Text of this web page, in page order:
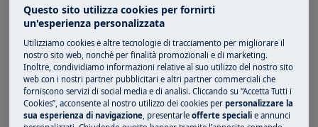
Controllare le condizioni della guarnizione
(guarnizione della porta) attorno alla porta
interna, se è sporca o presenta tracce di
cibo o brina che necessitano di pulizia.
Controllare che la guarnizione
(guarnizione della porta) non sia
attorcigliata o rivolta verso l'interno. In
Questo sito utilizza cookies per fornirti
un'esperienza personalizzata
Utilizziamo cookies e altre tecnologie di tracciamento per migliorare il
nostro sito web, nonchè per finalità promozionali e di marketing.
Inoltre, condividiamo informazioni relative al suo utilizzo del nostro sito
web con i nostri partner pubblicitari e altri partner commerciali che
forniscono servizi di social media e di analisi. Cliccando su “Accetta Tutti i
Cookies”, acconsente al nostro utilizzo dei cookies perpersonalizzare la
sua esperienza di navigazione, presentarleofferte speciali e annunci